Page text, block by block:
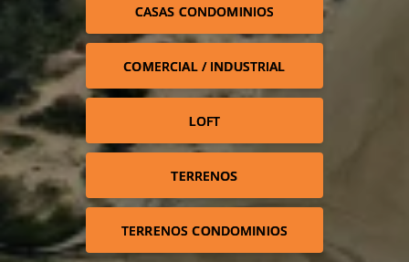
CASAS CONDOMINIOS
COMERCIAL / INDUSTRIAL
LOFT
TERRENOS
TERRENOS CONDOMINIOS